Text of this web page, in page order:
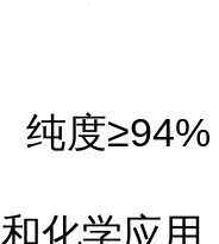
纯度≥94%
化学应用